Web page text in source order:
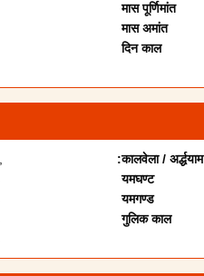
मास पूर्णिमांत
मास अमांत
दिन काल
कालवेला / अर्द्धयाम
यमघण्ट
यमगण्ड
गुलिक काल